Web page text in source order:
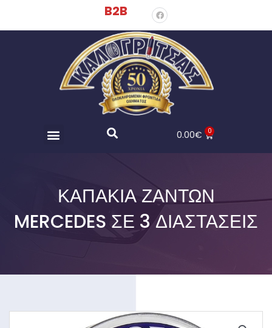
B2B
0.00€ 0
ΚΑΠΑΚΙΑ ΖΑΝΤΩΝ
MERCEDES ΣΕ 3 ΔΙΑΣΤΑΣΕΙΣ